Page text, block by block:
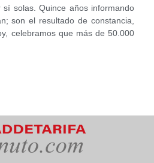
solas. Quince años informando
son el resultado de constancia,
celebramos que más de 50.000